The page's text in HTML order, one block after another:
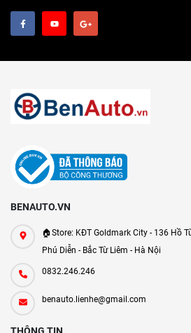
BENAUTO.VN
🏠Store: KĐT Goldmark City - 136 Hồ
Phú Diễn - Bắc Từ Liêm - Hà Nội
0832.246.246
benauto.lienhe@gmail.com